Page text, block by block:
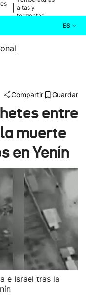
altas y
tormentas
ES
Compartir Guardar
entre
muerte
en Yenín
e Israel tras la